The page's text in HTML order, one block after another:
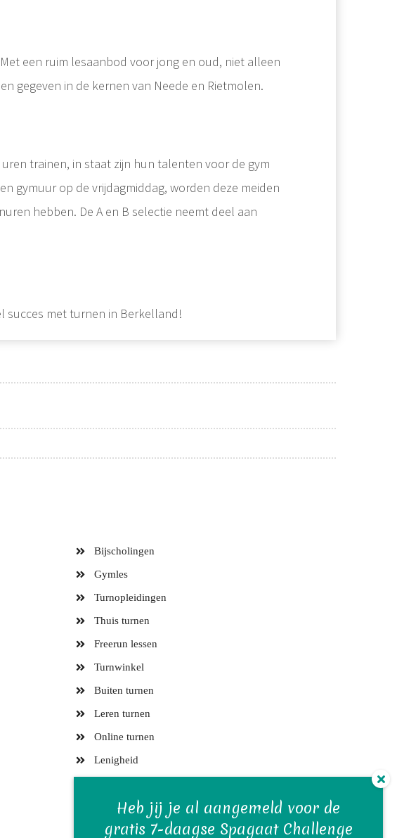
een ruim lesaanbod voor jong en oud, niet alleen
gegeven in de kernen van Neede en Rietmolen.
trainen, in staat zijn hun talenten voor de gym
gymuur op de vrijdagmiddag, worden deze meiden
hebben. De A en B selectie neemt deel aan
succes met turnen in Berkelland!
Bijscholingen
Gymles
Turnopleidingen
Thuis turnen
Freerun lessen
Turnwinkel
Buiten turnen
Leren turnen
Online turnen
Lenigheid
Turnelementen
Kleuterlessen
Heb jij je al aangemeld voor de
gratis 7-daagse Spagaat Challenge